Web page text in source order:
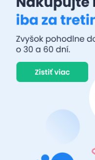
6 000 Kelvinov
Až o 50 % menej oslnenia
Až o 60 % nižšia spotreba
Šetrné k životnému
Odolné proti vibráciám
Špičková kvalita
výrobnom závode